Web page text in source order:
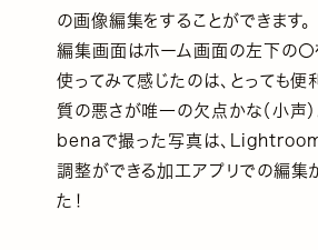
の画像編集をすることができます。
編集画面はホーム画面の左下の〇を
使ってみて感じたのは、とっても便
質の悪さが唯一の欠点かな（小声）
benaで撮った写真は、
調整ができる加工アプリでの編集
た！